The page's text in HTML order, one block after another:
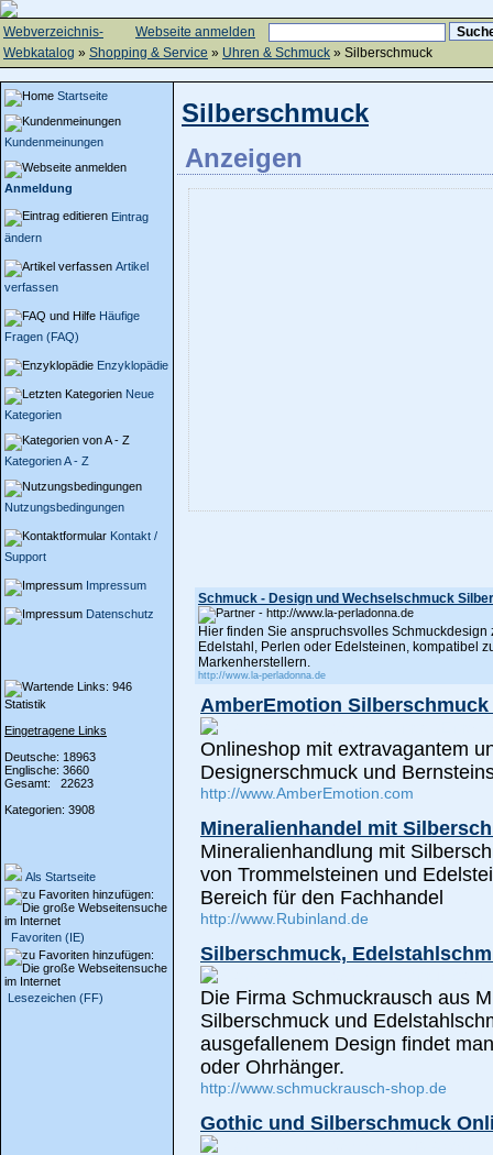
Webseite anmelden
Webverzeichnis-
Webkatalog » Shopping & Service » Uhren & Schmuck » Silberschmuck
Startseite
Kundenmeinungen
Anmeldung
Eintrag
ändern
Artikel
verfassen
Häufige
Fragen (FAQ)
Enzyklopädie
Neue
Kategorien
Kategorien A - Z
Nutzungsbedingungen
Kontakt /
Support
Impressum
Datenschutz
Statistik
Eingetragene Links
Deutsche: 18963
Englische: 3660
Gesamt: 22623
Kategorien: 3908
Als Startseite
Favoriten (IE)
Lesezeichen (FF)
Silberschmuck
Anzeigen
Schmuck - Design und Wechselschmuck
Hier finden Sie anspruchsvolles
Edelstahl, Perlen oder Edelsteinen, kompatibel
Markenherstellern.
http://www.la-perladonna.de
AmberEmotion
Onlineshop mit extravagantem
Designerschmuck und
http://www.AmberEmotion.com
Mineralienhandel mit
Mineralienhandlung mit
von Trommelsteinen und
Bereich für den Fachhandel
http://www.Rubinland.de
Silberschmuck,
Die Firma Schmuckrausch aus
Silberschmuck und
ausgefallenem Design findet
oder Ohrhänger.
http://www.schmuckrausch-shop.de
Gothic und Silberschmuck